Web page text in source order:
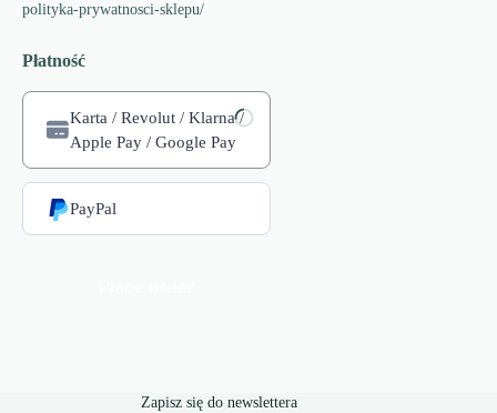
polityka-prywatnosci-sklepu/
Płatność
Karta / Revolut / Klarna /
Apple Pay / Google Pay
Ładowanie procesora płatności...
PayPal
Zapisz się do newslettera